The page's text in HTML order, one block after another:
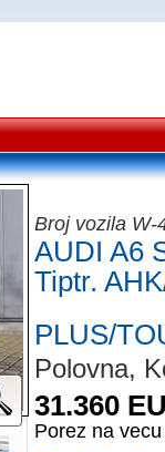
Broj vozila W-
AUDI A6
Tiptr.
PLUS/
Polovna,
31.360
Porez na